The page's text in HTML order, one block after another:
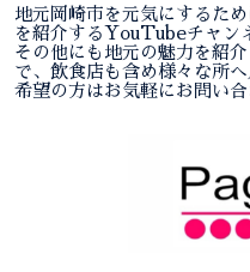
地元岡崎市を元気にするた
を紹介するYouTubeチャン
その他にも地元の魅力を紹
で、飲食店も含め様々な所
希望の方はお気軽にお問い合